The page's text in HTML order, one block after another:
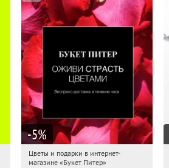
-5%
01:06:30
Получи первым!
Цветы и подарки в интернет-
магазине «Букет Питер»